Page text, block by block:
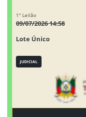
1° Leilão
09/07/2026 14:58
Lote Único
JUDICIAL